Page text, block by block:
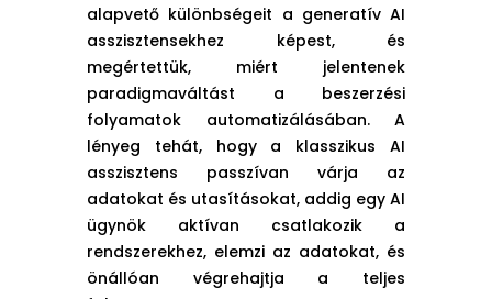
alapvető különbségeit a generatív AI
asszisztensekhez képest, és
megértettük, miért jelentenek
paradigmaváltást a beszerzési
folyamatok automatizálásában. A
lényeg tehát, hogy a klasszikus AI
asszisztens passzívan várja az
adatokat és utasításokat, addig egy AI
ügynök aktívan csatlakozik a
rendszerekhez, elemzi az adatokat, és
önállóan végrehajtja a teljes